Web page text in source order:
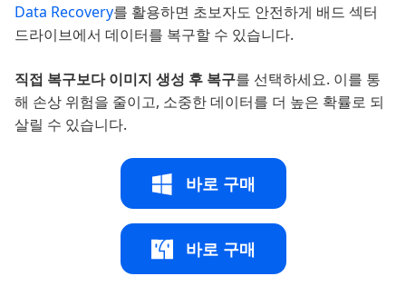
Data Recovery를 활용하면 초보자도 안전하게 배드 섹터
드라이브에서 데이터를 복구할 수 있습니다.
직접 복구보다 이미지 생성 후 복구를 선택하세요. 이를 통
해 손상 위험을 줄이고, 소중한 데이터를 더 높은 확률로 되
살릴 수 있습니다.
바로 구매
바로 구매